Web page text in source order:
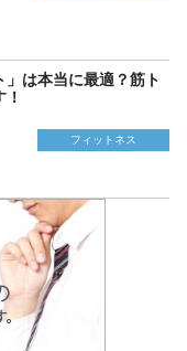
」は本当に最適？筋ト
フィットネス